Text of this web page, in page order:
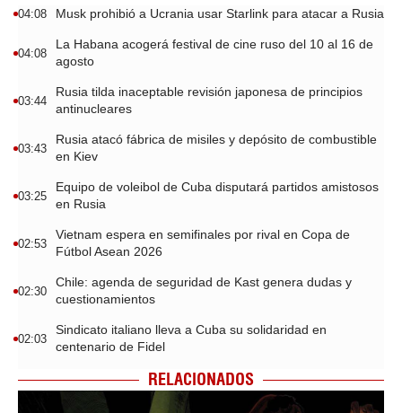
04:08 Musk prohibió a Ucrania usar Starlink para atacar a Rusia
04:08
La Habana acogerá festival de cine ruso del 10 al 16 de
agosto
03:44
Rusia tilda inaceptable revisión japonesa de principios
antinucleares
03:43
Rusia atacó fábrica de misiles y depósito de combustible
en Kiev
03:25
Equipo de voleibol de Cuba disputará partidos amistosos
en Rusia
02:53
Vietnam espera en semifinales por rival en Copa de
Fútbol Asean 2026
02:30
Chile: agenda de seguridad de Kast genera dudas y
cuestionamientos
02:03
Sindicato italiano lleva a Cuba su solidaridad en
centenario de Fidel
RELACIONADOS